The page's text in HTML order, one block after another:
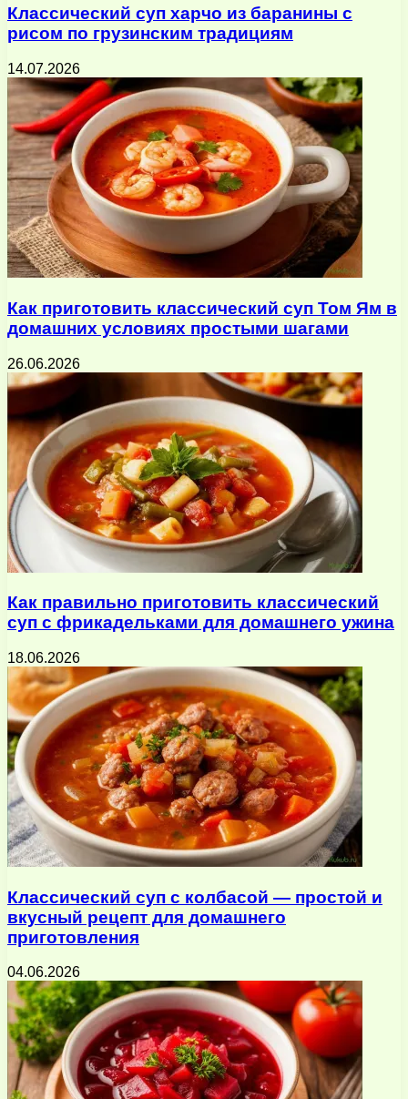
Классический суп харчо из баранины с
рисом по грузинским традициям
14.07.2026
Как приготовить классический суп Том Ям в
домашних условиях простыми шагами
26.06.2026
Как правильно приготовить классический
суп с фрикадельками для домашнего ужина
18.06.2026
Классический суп с колбасой — простой и
вкусный рецепт для домашнего
приготовления
04.06.2026